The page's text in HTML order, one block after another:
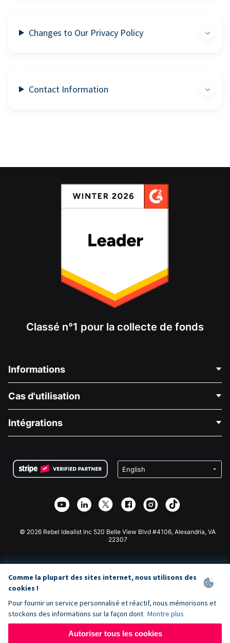
Changes to Our Privacy Policy
Contact Information
Classé n°1 pour la collecte de fonds
Informations
À propos de nous
Carrières
Confidentialité
Partenariat d'affiliation
Bibliothèque
Cas d'utilisation
Collecte de fonds médicale
Collecte de fonds caritative
Intégrations
Plugin de don Wix
Application de don Webflow
Don Joomla
© 2026 Rebel Idealist Inc 520 Belle View Blvd #4106, Alexandria, VA
22307
Comme la plupart des sites internet, nous utilisons des
cookies !
Pour fournir un service personnalisé et réactif, nous mémorisons et
stockons des informations sur la façon dont Montre plus
Autoriser tous les cookies